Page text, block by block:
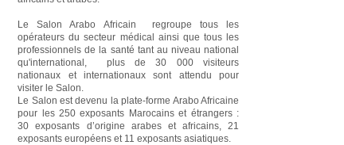
Le Salon Arabo Africain regroupe tous les
opérateurs du secteur médical ainsi que tous les
professionnels de la santé tant au niveau national
qu'international, plus de 30 000 visiteurs
nationaux et internationaux sont attendu pour
visiter le Salon.
Le Salon est devenu la plate-forme Arabo Africaine
pour les 250 exposants Marocains et étrangers :
30 exposants d’origine arabes et africains, 21
exposants européens et 11 exposants asiatiques.